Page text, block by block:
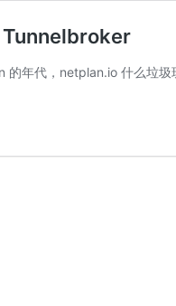
Tunnelbroker
的年代，netplan.io 什么垃